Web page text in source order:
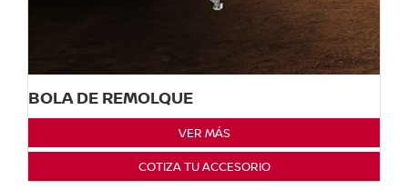
BOLA DE REMOLQUE
VER MÁS
COTIZA TU ACCESORIO